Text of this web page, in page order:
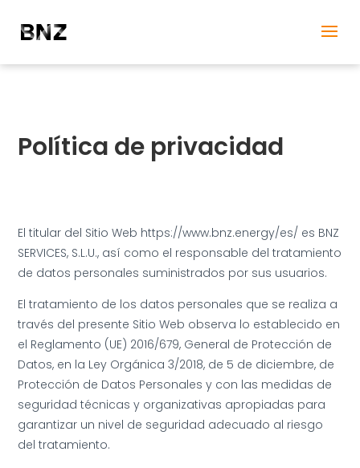
Política de privacidad
El titular del Sitio Web https://www.bnz.energy/es/ es BNZ
SERVICES, S.L.U., así como el responsable del tratamiento
de datos personales suministrados por sus usuarios.
El tratamiento de los datos personales que se realiza a
través del presente Sitio Web observa lo establecido en
el Reglamento (UE) 2016/679, General de Protección de
Datos, en la Ley Orgánica 3/2018, de 5 de diciembre, de
Protección de Datos Personales y con las medidas de
seguridad técnicas y organizativas apropiadas para
garantizar un nivel de seguridad adecuado al riesgo
del tratamiento.